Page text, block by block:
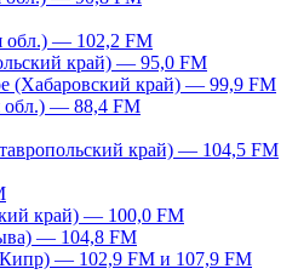
обл.) — 102,2 FM
край) — 95,0 FM
(Хабаровский край) — 99,9 FM
обл.) — 88,4 FM
край) — 104,5 FM
край) — 100,0 FM
— 104,8 FM
— 102,9 FM и 107,9 FM